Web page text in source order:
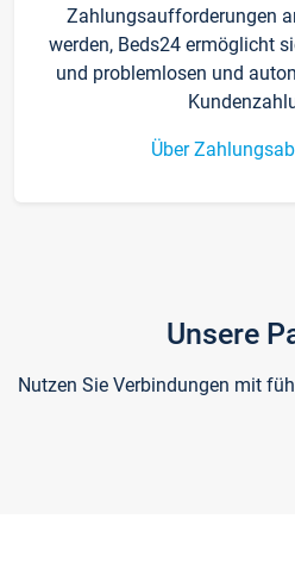
Zahlungsaufforderungen
werden, Beds24 ermöglicht
und problemlosen und
Über
Unsere
Nutzen Sie Verbindungen mit